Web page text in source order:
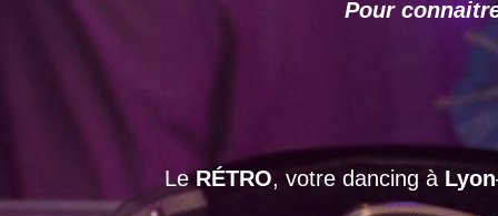
Pour
LeRÉTRO, votre dancing à Lyon